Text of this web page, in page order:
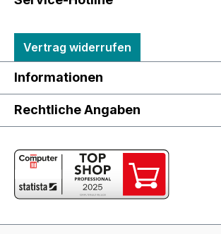
Vertrag widerrufen
Informationen
Rechtliche Angaben